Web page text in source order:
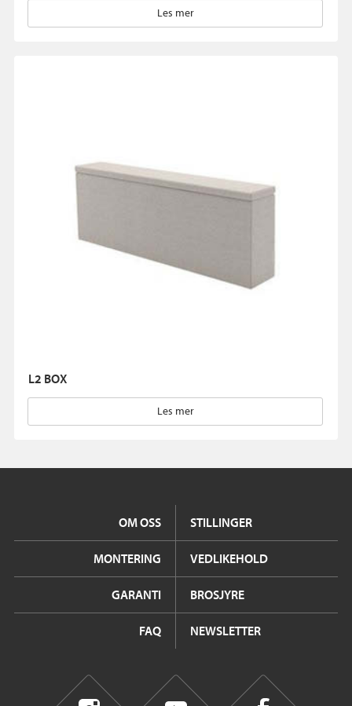
Les mer
L2 BOX
Les mer
OM OSS STILLINGER
MONTERING VEDLIKEHOLD
GARANTI BROSJYRE
FAQ NEWSLETTER